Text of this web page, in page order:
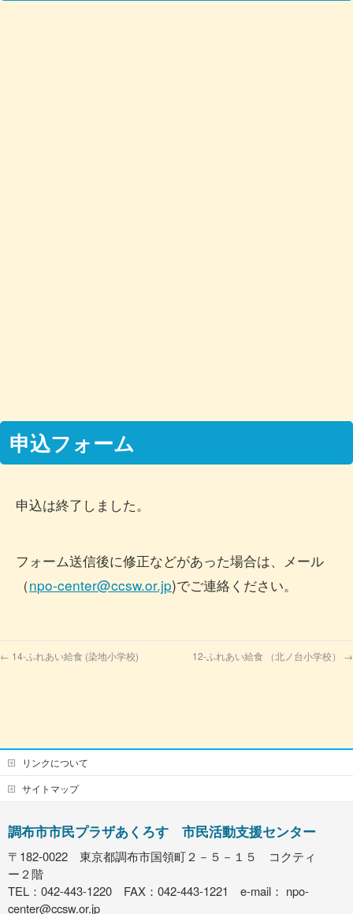
申込フォーム
申込は終了しました。
フォーム送信後に修正などがあった場合は、メール
（npo-center@ccsw.or.jp)でご連絡ください。
← 14-ふれあい給食 (染地小学校) 12-ふれあい給食 （北ノ台小学校） →
リンクについて
サイトマップ
調布市市民プラザあくろす 市民活動支援センター
〒182-0022 東京都調布市国領町２－５－１５ コクティ
ー２階
TEL：042-443-1220 FAX：042-443-1221 e-mail： npo-
center@ccsw.or.jp